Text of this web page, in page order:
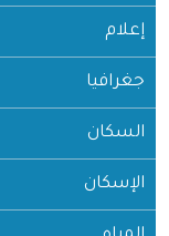
إعلام
جغرافيا
السكان
الإسكان